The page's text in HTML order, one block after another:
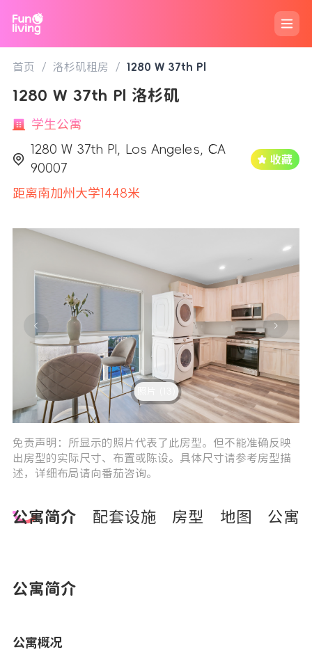
首页 / 洛杉矶租房 / 1280 W 37th Pl
1280 W 37th Pl 洛杉矶
学生公寓
1280 W 37th Pl, Los Angeles, CA
90007
距离南加州大学1448米
免责声明：所显示的照片代表了此房型。但不能准确反映
出房型的实际尺寸、布置或陈设。具体尺寸请参考房型描
述，详细布局请向番茄咨询。
公寓简介 配套设施 房型 地图 公寓
公寓简介
公寓概况